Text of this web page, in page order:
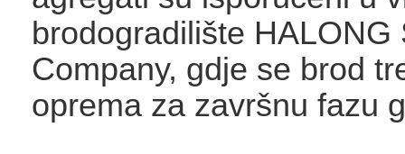
brodogradilište HALONG
Company, gdje se brod
oprema za završnu fazu